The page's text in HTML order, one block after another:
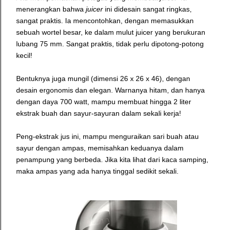
menerangkan bahwa juicer ini didesain sangat ringkas,
sangat praktis. Ia mencontohkan, dengan memasukkan
sebuah wortel besar, ke dalam mulut juicer yang berukuran
lubang 75 mm. Sangat praktis, tidak perlu dipotong-potong
kecil!
Bentuknya juga mungil (dimensi 26 x 26 x 46), dengan
desain ergonomis dan elegan. Warnanya hitam, dan hanya
dengan daya 700 watt, mampu membuat hingga 2 liter
ekstrak buah dan sayur-sayuran dalam sekali kerja!
Peng-ekstrak jus ini, mampu menguraikan sari buah atau
sayur dengan ampas, memisahkan keduanya dalam
penampung yang berbeda. Jika kita lihat dari kaca samping,
maka ampas yang ada hanya tinggal sedikit sekali.